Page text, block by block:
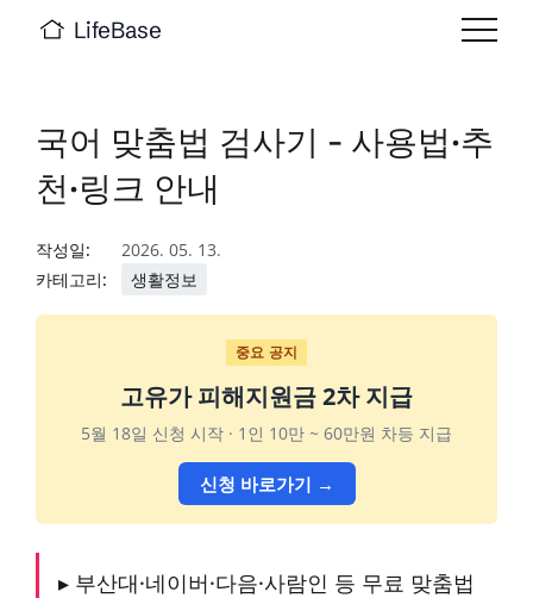
LifeBase
국어 맞춤법 검사기 - 사용법·추
천·링크 안내
작성일:
2026. 05. 13.
카테고리:
생활정보
중요 공지
고유가 피해지원금 2차 지급
5월 18일 신청 시작 · 1인 10만 ~ 60만원 차등 지급
신청 바로가기 →
▸ 부산대·네이버·다음·사람인 등 무료 맞춤법